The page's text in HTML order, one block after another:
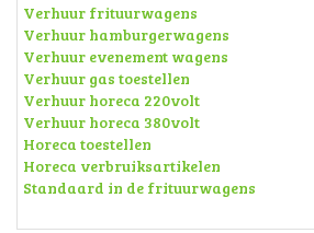
Verhuur frituurwagens
Verhuur hamburgerwagens
Verhuur evenement wagens
Verhuur gas toestellen
Verhuur horeca 220volt
Verhuur horeca 380volt
Horeca toestellen
Horeca verbruiksartikelen
Standaard in de frituurwagens